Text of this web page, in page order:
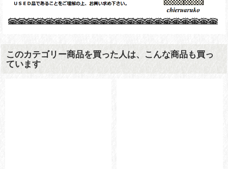
このカテゴリー商品を買った人は、こんな商品も買っ
ています